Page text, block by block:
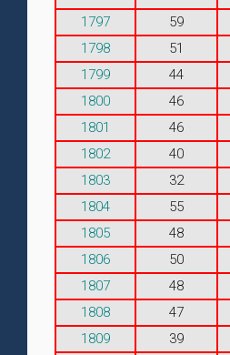
1797
59
1798
51
1799
44
1800
46
1801
46
1802
40
1803
32
1804
55
1805
48
1806
50
1807
48
1808
47
1809
39